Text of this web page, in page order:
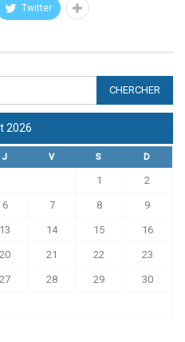
Twitter
2026
J V S D
1 2
6 7 8 9
13 14 15 16
20 21 22 23
27 28 29 30